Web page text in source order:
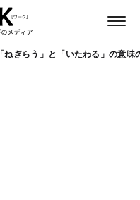
「ねぎらう」と「いたわる」の意味